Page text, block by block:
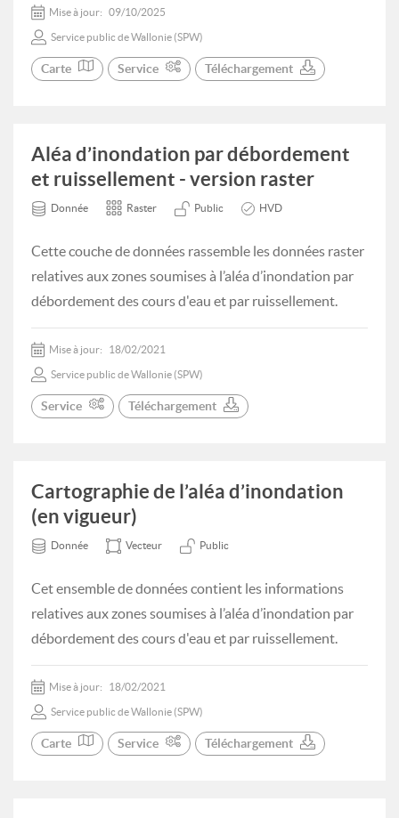
Mise à jour: 09/10/2025
Service public de Wallonie (SPW)
Carte Service Téléchargement
Aléa d’inondation par débordement
et ruissellement - version raster
Donnée Raster Public HVD
Cette couche de données rassemble les données raster
relatives aux zones soumises à l’aléa d’inondation par
débordement des cours d'eau et par ruissellement.
Mise à jour: 18/02/2021
Service public de Wallonie (SPW)
Service Téléchargement
Cartographie de l’aléa d’inondation
(en vigueur)
Donnée Vecteur Public
Cet ensemble de données contient les informations
relatives aux zones soumises à l’aléa d’inondation par
débordement des cours d'eau et par ruissellement.
Mise à jour: 18/02/2021
Service public de Wallonie (SPW)
Carte Service Téléchargement